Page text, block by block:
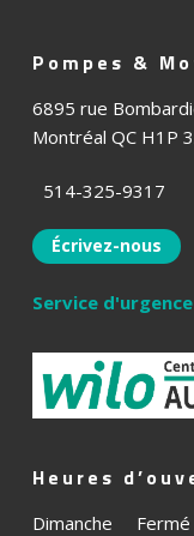
Pompes &
6895 rue
Montréal QC H1P
514-325-9317
Écrivez-nous
Service
Heures
Dimanche
Fermé